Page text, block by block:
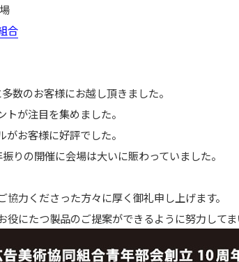
合
数のお客様にお越し頂きました。
が注目を集めました。
お客様に好評でした。
りの開催に会場は大いに賑わっていました。
力くださった方々に厚く御礼申し上げます。
にたつ製品のご提案ができるように努力してま